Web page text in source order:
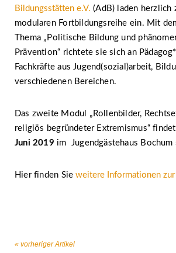
Bildungsstätten e.V. (AdB) laden herzlich
modularen Fortbildungsreihe ein. Mit
Thema „Politische Bildung und
Prävention“ richtete sie sich an
Fachkräfte aus Jugend(sozial)arbeit,
verschiedenen Bereichen.
Das zweite Modul „Rollenbilder,
religiös begründeter Extremismus“
Juni 2019 im Jugendgästehaus Bochum
Hier finden Sieweitere Informationen zur
« vorheriger Artikel